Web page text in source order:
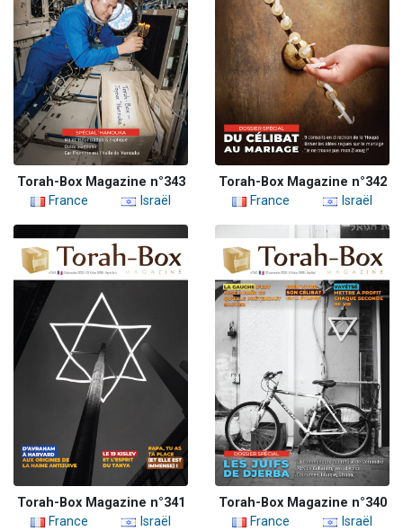
Torah-Box Magazine n°343
France
Israël
Torah-Box Magazine n°342
France
Israël
Torah-Box Magazine n°341
France
Israël
Torah-Box Magazine n°340
France
Israël